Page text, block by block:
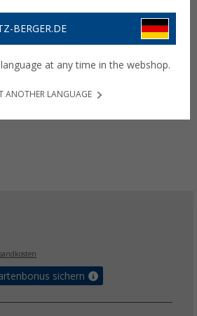
sichern
BERGER.DE
at any time in the webshop.
ANOTHER LANGUAGE